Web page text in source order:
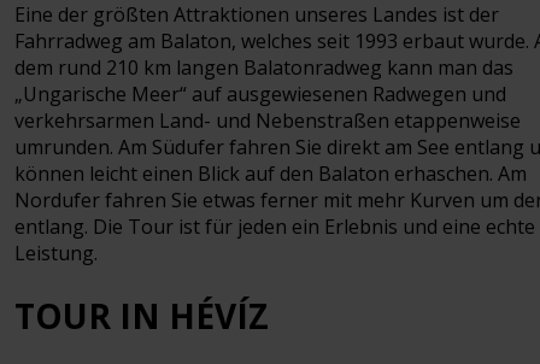
Eine der größten Attraktionen unseres Landes ist der
Fahrradweg am Balaton, welches seit 1993 erbaut wurde.
dem rund 210 km langen Balatonradweg kann man das
„Ungarische Meer“ auf ausgewiesenen Radwegen und
verkehrsarmen Land- und Nebenstraßen etappenweise
umrunden. Am Südufer fahren Sie direkt am See entlang
können leicht einen Blick auf den Balaton erhaschen. Am
Nordufer fahren Sie etwas ferner mit mehr Kurven um
entlang. Die Tour ist für jeden ein Erlebnis und eine echte
Leistung.
TOUR IN HÉVÍZ